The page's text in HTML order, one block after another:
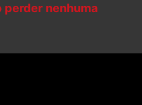
perder nenhuma